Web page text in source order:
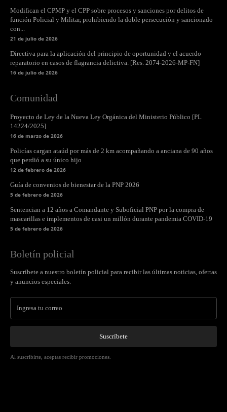
Modifican el CPMP y el CPP sobre procesos y sanciones por delitos de
función Policial y Militar, prohibiendo la doble persecución y sancionado
con...
21 de julio de 2026
Directiva para la aplicación del principio de oportunidad y el acuerdo
reparatorio en casos de flagrancia delictiva. [Res. 2074-2026-MP-FN]
16 de julio de 2026
Comunidad
Proyecto de Ley de la Nueva Ley Orgánica del Ministerio Público [PL
14224/2025]
16 de marzo de 2026
Policías cargan ataúd por más de 2 km acompañando a anciana de 90 años
que perdió a su único hijo
12 de febrero de 2026
Guía de convenios de bienestar de la PNP 2026
5 de febrero de 2026
Sentencian a 12 años a Comandante y Suboficial PNP por la compra de
mascarillas e implementos de casi un millón durante pandemia COVID-19
5 de febrero de 2026
Boletín policial
Suscríbete a nuestro boletín policial para recibir las últimas noticias, ofertas
y anuncios especiales.
Suscríbete
Al suscribirte, aceptas recibir promociones.